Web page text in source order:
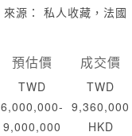
來源： 私人收藏，法國
預估價
TWD
6,000,000-
9,000,000
成交價
TWD
9,360,000
HKD